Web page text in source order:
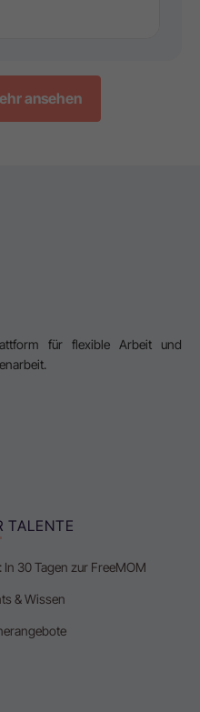
ansehen
für flexible Arbeit und
TALENTE
In 30 Tagen zur FreeMOM
& Wissen